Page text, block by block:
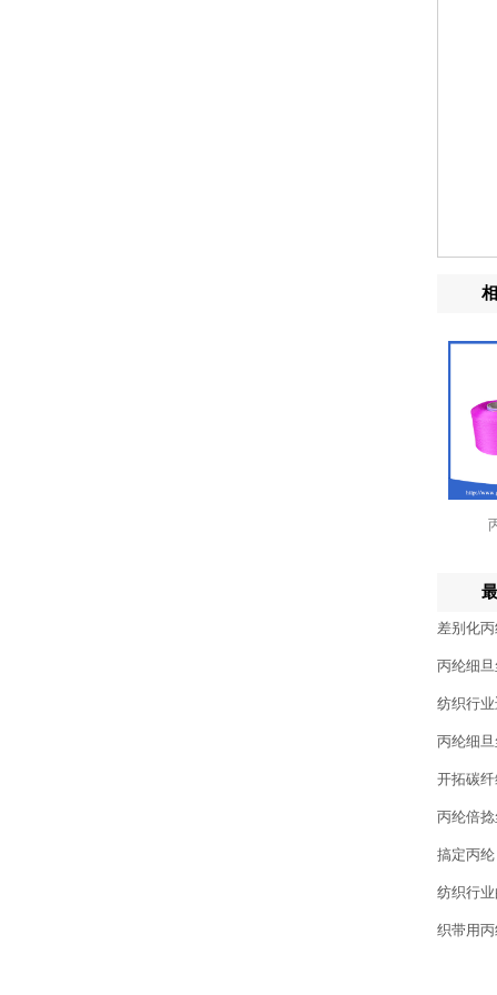
差别化
丙纶细
纺织行
丙纶细
开拓碳
丙纶倍
搞定丙
纺织行
织带用